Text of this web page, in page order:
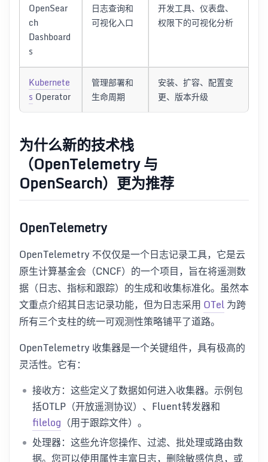
OpenSear
ch
Dashboard
s
日志查询和
可视化入口
开发工具、仪表盘、
权限下的可视化分析
Kubernete
s Operator
管理部署和
生命周期
安装、扩容、配置变
更、版本升级
为什么新的技术栈
（OpenTelemetry 与
OpenSearch）更为推荐
OpenTelemetry
OpenTelemetry 不仅仅是一个日志记录工具，它是云
原生计算基金会（CNCF）的一个项目，旨在将遥测数
据（日志、指标和跟踪）的生成和收集标准化。虽然本
文重点介绍其日志记录功能，但为日志采用 OTel为跨
所有三个支柱的统一可观测性策略铺平了道路。
OpenTelemetry 收集器是一个关键组件，具有极高的
灵活性。它有：
接收方：这些定义了数据如何进入收集器。示例包
括OTLP（开放遥测协议）、Fluent转发器和
filelog （用于跟踪文件）。
处理器：这些允许您操作、过滤、批处理或路由数
据。您可以使用属性丰富日志，删除敏感信息，或